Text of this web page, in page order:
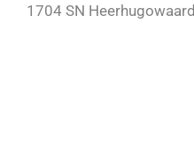
1704 SN Heerhugowaard